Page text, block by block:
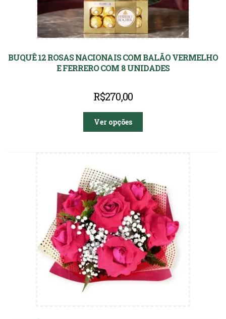
BUQUÊ 12 ROSAS NACIONAIS COM BALÃO VERMELHO
E FERRERO COM 8 UNIDADES
R$270,00
Ver opções